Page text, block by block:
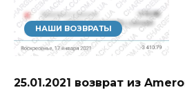
НАШИ ВОЗВРАТЫ
25.01.2021 возврат из